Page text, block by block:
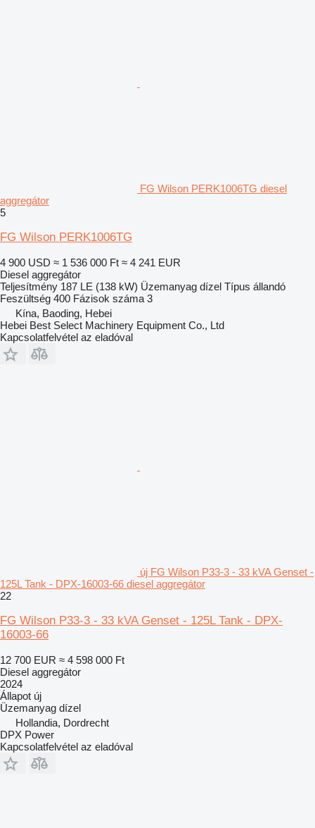
FG Wilson PERK1006TG diesel
aggregátor
5
FG Wilson PERK1006TG
4 900 USD ≈ 1 536 000 Ft ≈ 4 241 EUR
Diesel aggregátor
Teljesítmény 187 LE (138 kW) Üzemanyag dízel Típus állandó
Feszültség 400 Fázisok száma 3
Kína, Baoding, Hebei
Hebei Best Select Machinery Equipment Co., Ltd
Kapcsolatfelvétel az eladóval
új FG Wilson P33-3 - 33 kVA Genset -
125L Tank - DPX-16003-66 diesel aggregátor
22
FG Wilson P33-3 - 33 kVA Genset - 125L Tank - DPX-
16003-66
12 700 EUR ≈ 4 598 000 Ft
Diesel aggregátor
2024
Állapot új
Üzemanyag dízel
Hollandia, Dordrecht
DPX Power
Kapcsolatfelvétel az eladóval